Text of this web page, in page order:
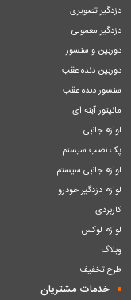
دزدگیر تصویری
دزدگیر معمولی
دوربین و سنسور
دوربین دنده عقب
سنسور دنده عقب
مانیتور آینه ای
لوازم جانبی
پک نصب سیستم
لوازم جانبی سیستم
لوازم دزدگیر خودرو
کاربردی
لوازم لوکس
وبلاگ
طرح تخفیف
خدمات مشتریان